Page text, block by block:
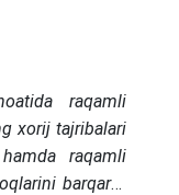
past bo‘lgan
xizmatlar
raqamli
xorij tajribalari
raqamli
barqaror